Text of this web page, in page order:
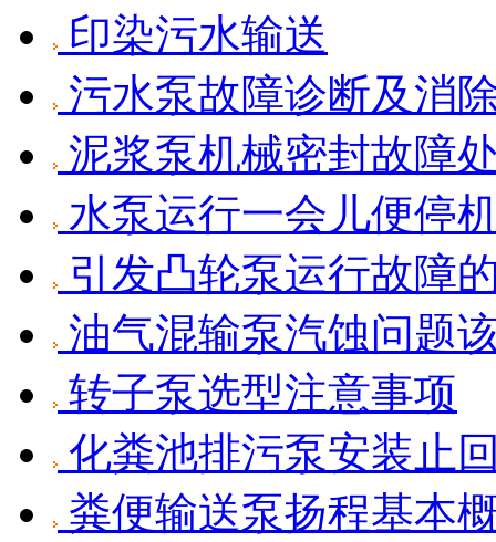
印染污水输送
污水泵故障诊断及消
泥浆泵机械密封故障
水泵运行一会儿便停
引发凸轮泵运行故障
油气混输泵汽蚀问题
转子泵选型注意事项
化粪池排污泵安装止
粪便输送泵扬程基本